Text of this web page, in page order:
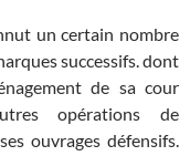
un certain nombre
successifs. dont
de sa cour
opérations de
ouvrages défensifs.